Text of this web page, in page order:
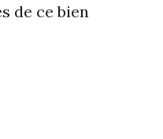
de ce bien